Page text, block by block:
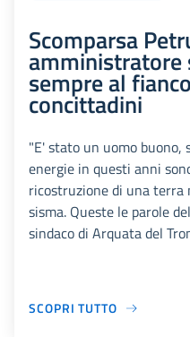
Scomparsa
amministratore
sempre al
concittadini
"E' stato un uomo buono,
energie in questi anni
ricostruzione di una
sisma. Queste le parole
sindaco di Arquata del
SCOPRI TUTTO